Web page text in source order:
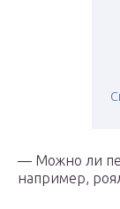
— Можно ли
например,